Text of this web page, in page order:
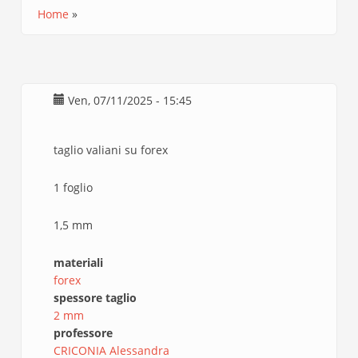
Home
Ven, 07/11/2025 - 15:45
taglio valiani su forex
1 foglio
1,5 mm
materiali
forex
spessore taglio
2 mm
professore
CRICONIA Alessandra